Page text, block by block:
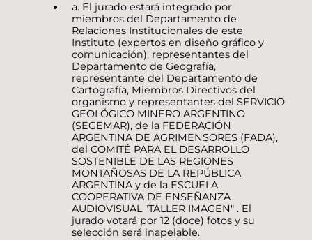
a. El jurado estará integrado por
miembros del Departamento de
Relaciones Institucionales de este
Instituto (expertos en diseño gráfico y
comunicación), representantes del
Departamento de Geografía,
representante del Departamento de
Cartografía, Miembros Directivos del
organismo y representantes del SERVICIO
GEOLÓGICO MINERO ARGENTINO
(SEGEMAR), de la FEDERACIÓN
ARGENTINA DE AGRIMENSORES (FADA),
del COMITÉ PARA EL DESARROLLO
SOSTENIBLE DE LAS REGIONES
MONTAÑOSAS DE LA REPÚBLICA
ARGENTINA y de la ESCUELA
COOPERATIVA DE ENSEÑANZA
AUDIOVISUAL "TALLER IMAGEN" . El
jurado votará por 12 (doce) fotos y su
selección será inapelable.